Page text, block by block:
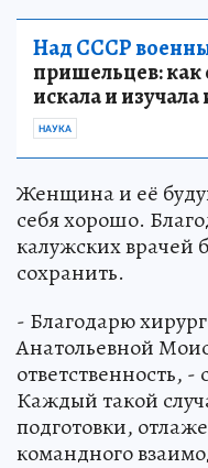
Над СССР
пришельцев: как
искала и
НАУКА
Женщина и её
себя хорошо.
калужских врачей
сохранить.
- Благодарю
Анатольевной
ответственность,
Каждый такой
подготовки,
командного